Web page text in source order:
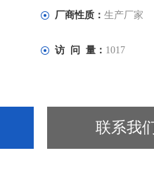
厂商性质： 生产厂家
访 问 量： 1017
联系我